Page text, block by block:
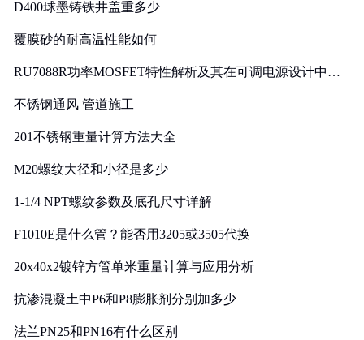
D400球墨铸铁井盖重多少
覆膜砂的耐高温性能如何
RU7088R功率MOSFET特性解析及其在可调电源设计中的
不锈钢通风 管道施工
201不锈钢重量计算方法大全
M20螺纹大径和小径是多少
1-1/4 NPT螺纹参数及底孔尺寸详解
F1010E是什么管？能否用3205或3505代换
20x40x2镀锌方管单米重量计算与应用分析
抗渗混凝土中P6和P8膨胀剂分别加多少
法兰PN25和PN16有什么区别